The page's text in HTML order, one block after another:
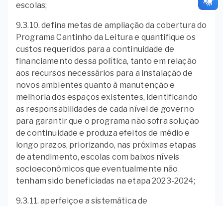
escolas;
9.3.10. defina metas de ampliação da cobertura do
Programa Cantinho da Leitura e quantifique os
custos requeridos para a continuidade de
financiamento dessa política, tanto em relação
aos recursos necessários para a instalação de
novos ambientes quanto à manutenção e
melhoria dos espaços existentes, identificando
as responsabilidades de cada nível de governo
para garantir que o programa não sofra solução
de continuidade e produza efeitos de médio e
longo prazos, priorizando, nas próximas etapas
de atendimento, escolas com baixos níveis
socioeconômicos que eventualmente não
tenham sido beneficiadas na etapa 2023-2024;
9.3.11. aperfeiçoe a sistemática de